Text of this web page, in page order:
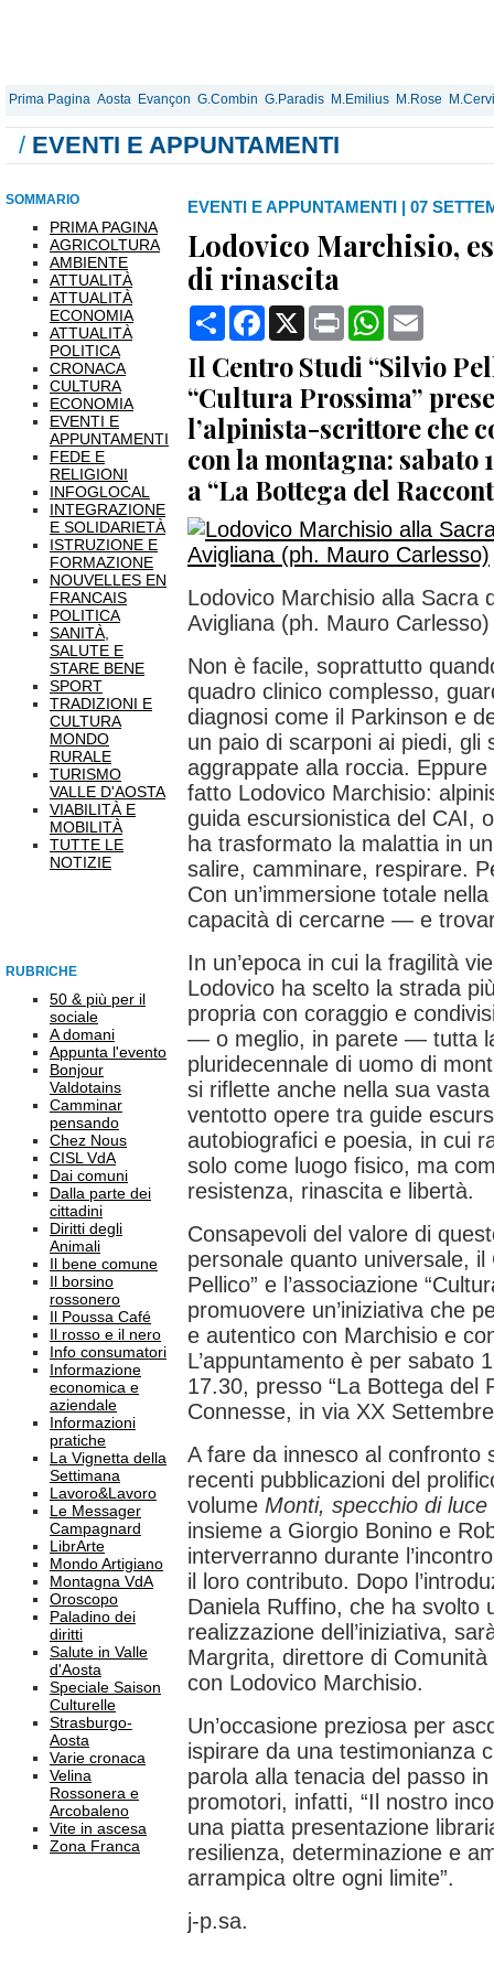
Prima Pagina Aosta Evançon G.Combin G.Paradis M.Emilius M.Rose
/ EVENTI E APPUNTAMENTI
SOMMARIO
PRIMA PAGINA
AGRICOLTURA
AMBIENTE
ATTUALITÀ
ATTUALITÀ
ECONOMIA
ATTUALITÀ
POLITICA
CRONACA
CULTURA
ECONOMIA
EVENTI E
APPUNTAMENTI
FEDE E
RELIGIONI
INFOGLOCAL
INTEGRAZIONE
E SOLIDARIETÀ
ISTRUZIONE E
FORMAZIONE
NOUVELLES EN
FRANCAIS
POLITICA
SANITÀ,
SALUTE E
STARE BENE
SPORT
TRADIZIONI E
CULTURA
MONDO
RURALE
TURISMO
VALLE D'AOSTA
VIABILITÀ E
MOBILITÀ
TUTTE LE
NOTIZIE
RUBRICHE
50 & più per il
sociale
A domani
Appunta l'evento
Bonjour
Valdotains
Camminar
pensando
Chez Nous
CISL VdA
Dai comuni
Dalla parte dei
cittadini
Diritti degli
Animali
Il bene comune
Il borsino
rossonero
Il Poussa Café
Il rosso e il nero
Info consumatori
Informazione
economica e
aziendale
Informazioni
pratiche
La Vignetta della
Settimana
Lavoro&Lavoro
Le Messager
Campagnard
LibrArte
Mondo Artigiano
Montagna VdA
Oroscopo
Paladino dei
diritti
Salute in Valle
d'Aosta
Speciale Saison
Culturelle
Strasburgo-
Aosta
Varie cronaca
Velina
Rossonera e
Arcobaleno
Vite in ascesa
Zona Franca
EVENTI E APPUNTAMENTI | 07
Lodovico Marchisio,
di rinascita
CondividiFacebook
X Print WhatsApp
Il Centro Studi “Silvio
“Cultura Prossima”
l’alpinista-scrittore che
con la montagna: sabato
a “La Bottega del
Lodovico Marchisio alla Sacra
Avigliana (ph. Mauro Carlesso)
Non è facile, soprattutto
quadro clinico complesso,
diagnosi come il Parkinson e
un paio di scarponi ai piedi, gli
aggrappate alla roccia.
fatto Lodovico Marchisio:
guida escursionistica del CAI,
ha trasformato la malattia in
salire, camminare, respirare.
Con un’immersione totale
capacità di cercarne — e
In un’epoca in cui la fragilità
Lodovico ha scelto la strada
propria con coraggio e
— o meglio, in parete — tutta
pluridecennale di uomo di
si riflette anche nella sua
ventotto opere tra guide
autobiografici e poesia, in cui
solo come luogo fisico, ma
resistenza, rinascita e libertà.
Consapevoli del valore di
personale quanto universale, il
Pellico” e l’associazione
promuovere un’iniziativa che
e autentico con Marchisio e
L’appuntamento è per sabato
17.30, presso “La Bottega del
Connesse, in via XX
A fare da innesco al confronto
recenti pubblicazioni del
volume Monti, specchio di luce
insieme a Giorgio Bonino e
interverranno durante
il loro contributo. Dopo
Daniela Ruffino, che ha svolto
realizzazione dell’iniziativa,
Margrita, direttore di
con Lodovico Marchisio.
Un’occasione preziosa per
ispirare da una testimonianza
parola alla tenacia del passo
promotori, infatti, “Il nostro
una piatta presentazione
resilienza, determinazione e
arrampica oltre ogni limite”.
j-p.sa.